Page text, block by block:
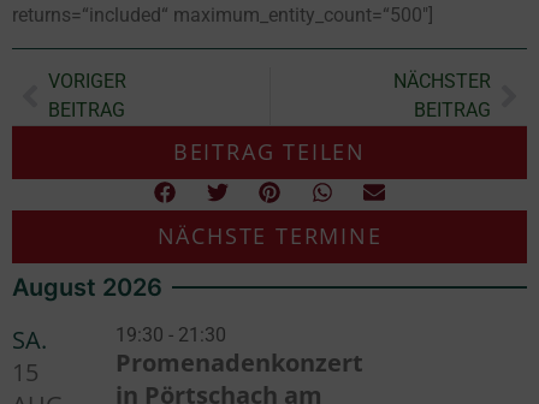
returns=“included“ maximum_entity_count=“500″]
VORIGER
BEITRAG
NÄCHSTER
BEITRAG
BEITRAG TEILEN
NÄCHSTE TERMINE
August 2026
SA.
15
19:30 - 21:30
Promenadenkonzert
in Pörtschach am